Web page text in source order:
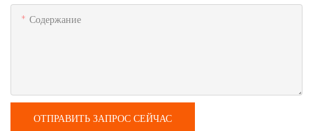
Содержание
ОТПРАВИТЬ ЗАПРОС СЕЙЧАС